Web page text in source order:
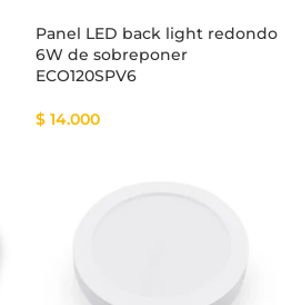
Panel LED back light redondo
6W de sobreponer
ECO120SPV6
$ 14.000